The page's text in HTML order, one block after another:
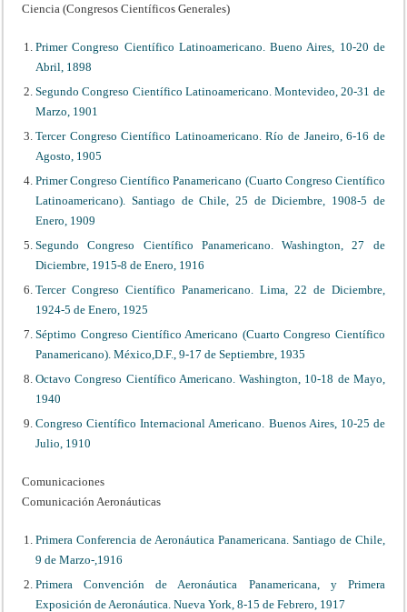
Ciencia (Congresos Científicos Generales)
Primer Congreso Científico Latinoamericano. Bueno Aires, 10-20 de
Abril, 1898
Segundo Congreso Científico Latinoamericano. Montevideo, 20-31 de
Marzo, 1901
Tercer Congreso Científico Latinoamericano. Río de Janeiro, 6-16 de
Agosto, 1905
Primer Congreso Científico Panamericano (Cuarto Congreso Científico
Latinoamericano). Santiago de Chile, 25 de Diciembre, 1908-5 de
Enero, 1909
Segundo Congreso Científico Panamericano. Washington, 27 de
Diciembre, 1915-8 de Enero, 1916
Tercer Congreso Científico Panamericano. Lima, 22 de Diciembre,
1924-5 de Enero, 1925
Séptimo Congreso Científico Americano (Cuarto Congreso Científico
Panamericano). México,D.F., 9-17 de Septiembre, 1935
Octavo Congreso Científico Americano. Washington, 10-18 de Mayo,
1940
Congreso Científico Internacional Americano. Buenos Aires, 10-25 de
Julio, 1910
Comunicaciones
Comunicación Aeronáuticas
Primera Conferencia de Aeronáutica Panamericana. Santiago de Chile,
9 de Marzo-,1916
Primera Convención de Aeronáutica Panamericana, y Primera
Exposición de Aeronáutica. Nueva York, 8-15 de Febrero, 1917